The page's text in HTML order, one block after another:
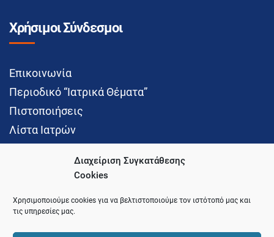
Διαχείριση Συγκατάθεσης
Cookies
Χρησιμοποιούμε cookies για να βελτιστοποιούμε τον ιστότοπό μας και
τις υπηρεσίες μας.
Χρήσιμοι Σύνδεσμοι
Επικοινωνία
Περιοδικό “Ιατρικά Θέματα”
Πιστοποιήσεις
Λίστα Ιατρών
Social Media